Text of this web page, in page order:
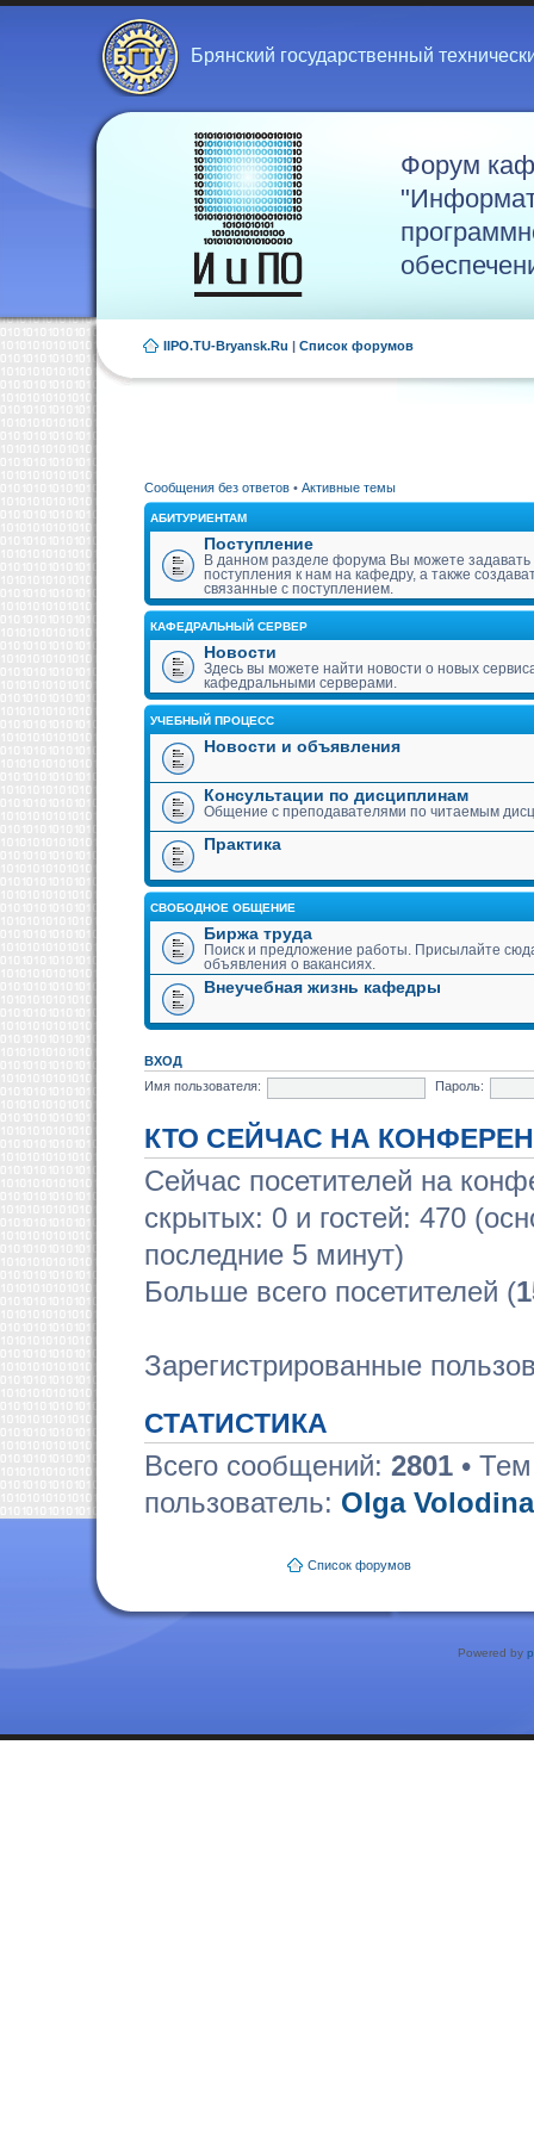
Брянский государственный
Форум
IIPO.TU-Bryansk.Ru | Список форумов
Сообщения без ответов • Активные темы
АБИТУРИЕНТАМ
Поступление
В данном разделе форума Вы можете
поступления к нам на кафедру, а также
связанные с поступлением.
КАФЕДРАЛЬНЫЙ СЕРВЕР
Новости
Здесь вы можете найти новости о новых
кафедральными серверами.
УЧЕБНЫЙ ПРОЦЕСС
Новости и объявления
Консультации по дисциплинам
Общение с преподавателями по читаемым
Практика
СВОБОДНОЕ ОБЩЕНИЕ
Биржа труда
Поиск и предложение работы. Присылайте
объявления о вакансиях.
Внеучебная жизнь кафедры
ВХОД
Имя пользователя:
Пароль:
КТО СЕЙЧАС НА
Сейчас посетителей на
скрытых: 0 и гостей: 470
последние 5 минут)
Больше всего посетителей (
Зарегистрированные
СТАТИСТИКА
Всего сообщений: 2801 •
пользователь: Olga Volodina
Список форумов
Powered by